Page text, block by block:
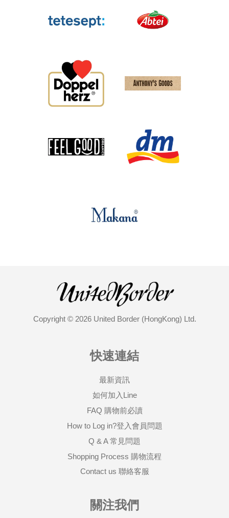
Copyright © 2026 United Border (HongKong) Ltd.
快速連結
最新資訊
如何加入Line
FAQ 購物前必讀
How to Log in?登入會員問題
Q & A 常見問題
Shopping Process 購物流程
Contact us 聯絡客服
關注我們